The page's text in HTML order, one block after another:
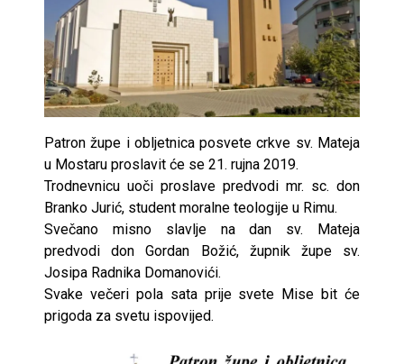
Patron župe i obljetnica posvete crkve sv. Mateja
u Mostaru proslavit će se 21. rujna 2019.
Trodnevnicu uoči proslave predvodi mr. sc. don
Branko Jurić, student moralne teologije u Rimu.
Svečano misno slavlje na dan sv. Mateja
predvodi don Gordan Božić, župnik župe sv.
Josipa Radnika Domanovići.
Svake večeri pola sata prije svete Mise bit će
prigoda za svetu ispovijed.